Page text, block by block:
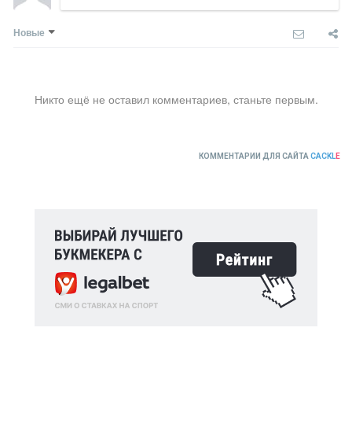
Новые
Никто ещё не оставил комментариев, станьте первым.
КОММЕНТАРИИ ДЛЯ САЙТА CACKLE